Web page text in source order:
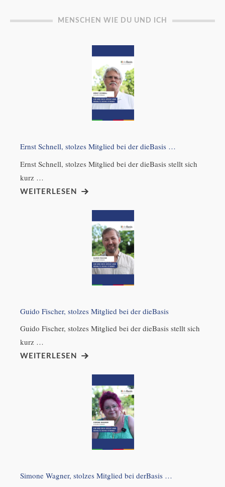
MENSCHEN WIE DU UND ICH
Ernst Schnell, stolzes Mitglied bei der dieBasis …
Ernst Schnell, stolzes Mitglied bei der dieBasis stellt sich
kurz …
WEITERLESEN
Guido Fischer, stolzes Mitglied bei der dieBasis
Guido Fischer, stolzes Mitglied bei der dieBasis stellt sich
kurz …
WEITERLESEN
Simone Wagner, stolzes Mitglied bei derBasis …